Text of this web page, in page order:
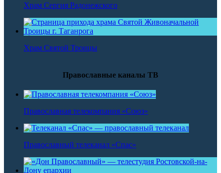
Храм Сергия Радонежского
Храм Святой Троицы
Православные каналы ТВ
Православная телекомпания «Союз»
Православный телеканал «Спас»